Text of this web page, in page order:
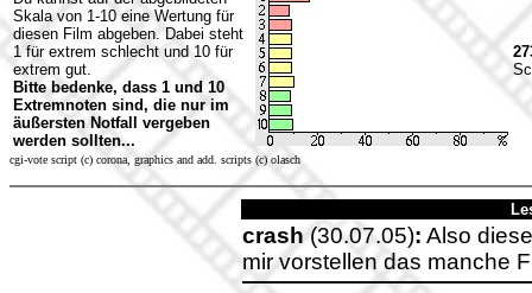
Skala von 1-10 eine Wertung für
diesen Film abgeben. Dabei steht
1 für extrem schlecht und 10 für
extrem gut.
Bitte bedenke, dass 1 und 10
Extremnoten sind, die nur im
äußersten Notfall vergeben
werden sollten...
cgi-vote script (c) corona, graphics and add. scripts (c) olasch
crash(30.07.05): Also
mir vorstellen das manche